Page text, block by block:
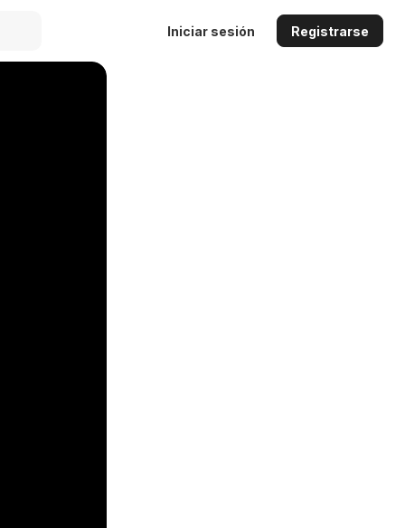
Iniciar sesión Registrarse